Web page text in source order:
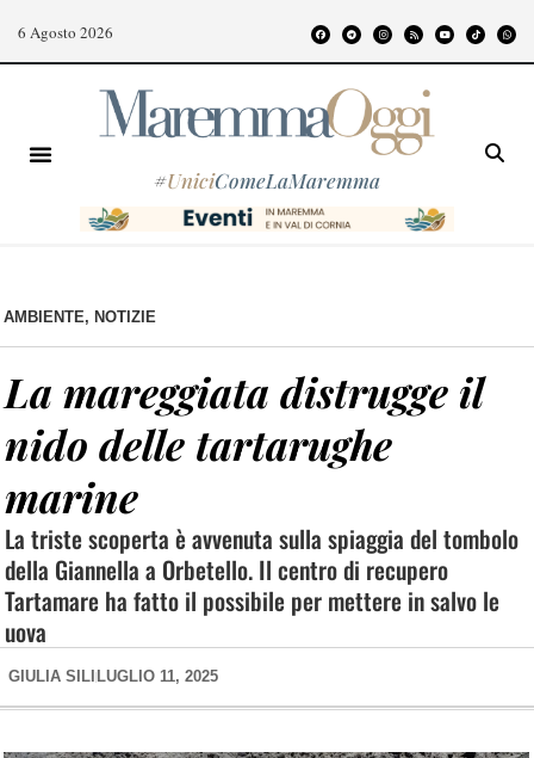
6 Agosto 2026
#UniciComeLaMaremma
AMBIENTE, NOTIZIE
La mareggiata distrugge il
nido delle tartarughe
marine
La triste scoperta è avvenuta sulla spiaggia del tombolo
della Giannella a Orbetello. Il centro di recupero
Tartamare ha fatto il possibile per mettere in salvo le
uova
GIULIA SILI LUGLIO 11, 2025